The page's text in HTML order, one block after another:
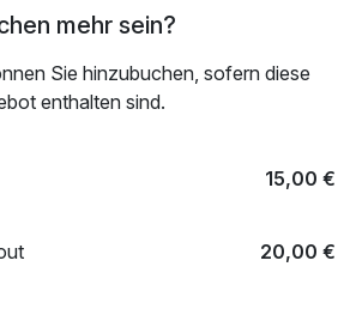
mehr sein?
Sie hinzubuchen, sofern diese
enthalten sind.
15,00 €
20,00 €